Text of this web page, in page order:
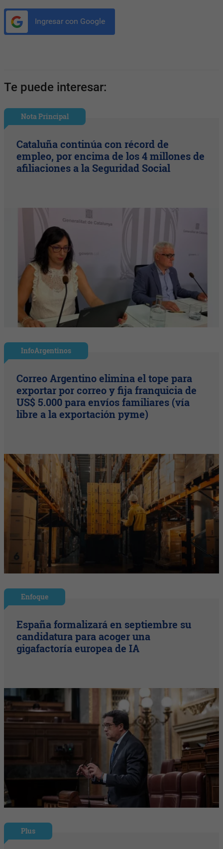
Ingresar con Google
Te puede interesar:
Nota Principal
Cataluña continúa con récord de
empleo, por encima de los 4 millones de
afiliaciones a la Seguridad Social
InfoArgentinos
Correo Argentino elimina el tope para
exportar por correo y fija franquicia de
US$ 5.000 para envíos familiares (vía
libre a la exportación pyme)
Enfoque
España formalizará en septiembre su
candidatura para acoger una
gigafactoría europea de IA
Plus